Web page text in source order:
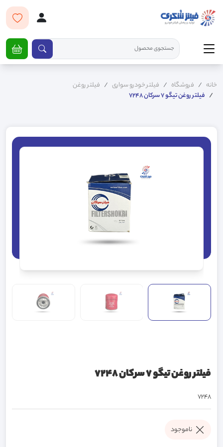
خانه فروشگاه فیلتر خودرو سواری
فیلتر روغن
فیلتر روغن تیگو 7 سرکان 7248
فیلتر روغن تیگو 7 سرکان 7248
7248
ناموجود